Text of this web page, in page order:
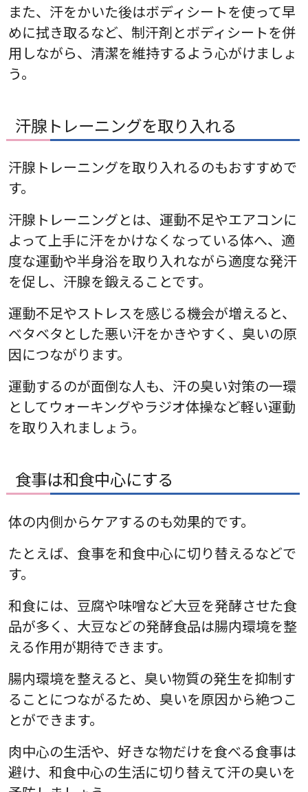
また、汗をかいた後はボディシートを使って早
めに拭き取るなど、制汗剤とボディシートを併
用しながら、清潔を維持するよう心がけましょ
う。
汗腺トレーニングを取り入れる
汗腺トレーニングを取り入れるのもおすすめで
す。
汗腺トレーニングとは、運動不足やエアコンに
よって上手に汗をかけなくなっている体へ、適
度な運動や半身浴を取り入れながら適度な発汗
を促し、汗腺を鍛えることです。
運動不足やストレスを感じる機会が増えると、
ベタベタとした悪い汗をかきやすく、臭いの原
因につながります。
運動するのが面倒な人も、汗の臭い対策の一環
としてウォーキングやラジオ体操など軽い運動
を取り入れましょう。
食事は和食中心にする
体の内側からケアするのも効果的です。
たとえば、食事を和食中心に切り替えるなどで
す。
和食には、豆腐や味噌など大豆を発酵させた食
品が多く、大豆などの発酵食品は腸内環境を整
える作用が期待できます。
腸内環境を整えると、臭い物質の発生を抑制す
ることにつながるため、臭いを原因から絶つこ
とができます。
肉中心の生活や、好きな物だけを食べる食事は
避け、和食中心の生活に切り替えて汗の臭いを